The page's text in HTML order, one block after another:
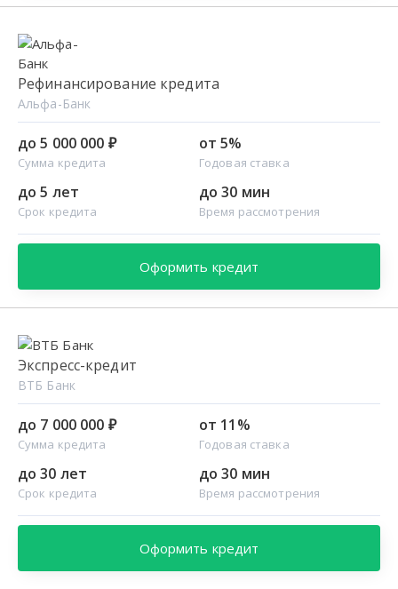
Рефинансирование кредита
Альфа-Банк
до 5 000 000 ₽
Сумма кредита
от 5%
Годовая ставка
до 5 лет
Срок кредита
до 30 мин
Время рассмотрения
Оформить кредит
Экспресс-кредит
ВТБ Банк
до 7 000 000 ₽
Сумма кредита
от 11%
Годовая ставка
до 30 лет
Срок кредита
до 30 мин
Время рассмотрения
Оформить кредит